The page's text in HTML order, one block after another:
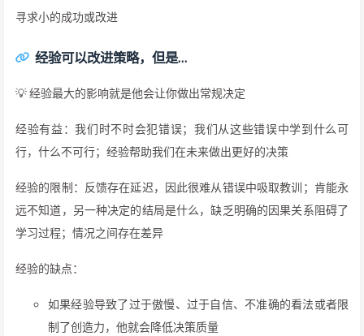
寻求小的成功或改进
经验可以改进策略，但是…
💡 经验最大的影响就是他会让你做出常规决定
经验有益：我们时不时会犯错误；我们从这些错误中学到什么可
行，什么不可行；经验帮助我们在未来做出更好的决策
经验的限制：反馈存在延迟，因此很难从错误中吸取教训；肯能永
远不知道，另一种决定的结局是什么，缺乏明确的因果关系阻碍了
学习过程；情况之间存在差异
经验的缺点：
如果经验导致了过于傲慢、过于自信、不准确的看法或者限
制了创造力，他就会降低决策质量